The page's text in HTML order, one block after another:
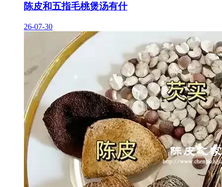
陈皮和五指毛桃煲汤有什
26-07-30